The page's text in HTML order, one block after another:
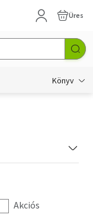
Üres
Könyv
Akciós